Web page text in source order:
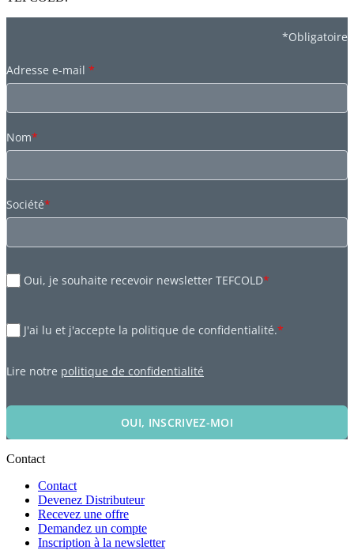
*Obligatoire
Adresse e-mail *
Nom*
Société*
Oui, je souhaite recevoir newsletter TEFCOLD*
J'ai lu et j'accepte la politique de confidentialité.*
Lire notre politique de confidentialité
OUI, INSCRIVEZ-MOI
Contact
Contact
Devenez Distributeur
Recevez une offre
Demandez un compte
Inscription à la newsletter